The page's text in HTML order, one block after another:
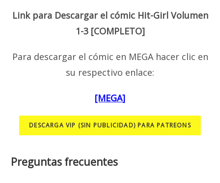
Link para Descargar el cómic Hit-Girl Volumen
1-3 [COMPLETO]
Para descargar el cómic en MEGA hacer clic en
su respectivo enlace:
[MEGA]
DESCARGA VIP (SIN PUBLICIDAD) PARA PATREONS
Preguntas frecuentes